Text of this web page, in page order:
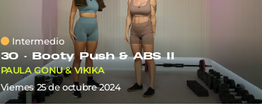
Intermedio
30 · Booty Push & ABS II
PAULA GONU & VIKIKA
viernes 25deoctubre 2024